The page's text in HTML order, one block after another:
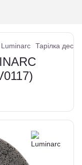
Luminarc Тарілка